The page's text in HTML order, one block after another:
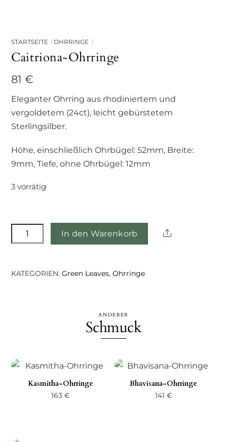
STARTSEITE OHRRINGE
Caitriona-Ohrringe
81€
Eleganter Ohrring aus rhodiniertem und
vergoldetem (24ct), leicht gebürstetem
Sterlingsilber.
Höhe, einschließlich Ohrbügel: 52mm, Breite:
9mm, Tiefe, ohne Ohrbügel: 12mm
3 vorrätig
Caitriona-
Ohrringe
In den Warenkorb Share
KATEGORIEN:Green Leaves,Ohrringe
ANDERER
Schmuck
Kasmitha-Ohrringe
163 €
Bhavisana-Ohrringe
141 €